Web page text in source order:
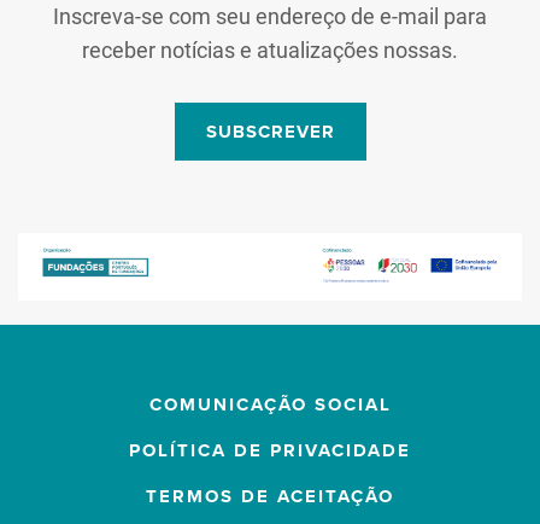
Inscreva-se com seu endereço de e-mail para
receber notícias e atualizações nossas.
SUBSCREVER
COMUNICAÇÃO SOCIAL
POLÍTICA DE PRIVACIDADE
TERMOS DE ACEITAÇÃO